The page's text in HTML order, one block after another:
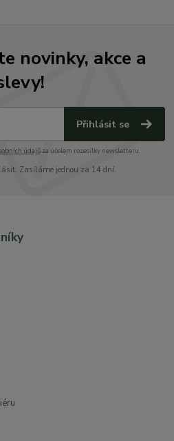
novinky, akce a
Přihlásit se
údajůza účelem rozesílky newsletteru.
Zasíláme jednou za 14 dní.